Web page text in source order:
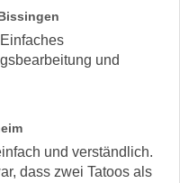
und
und verständlich.
dass zwei Tatoos als